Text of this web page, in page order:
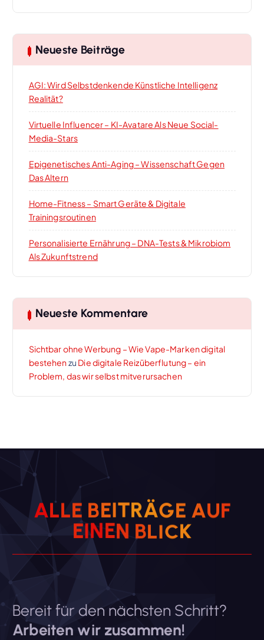
Neueste Beiträge
AGI: Wird Selbstdenkende Künstliche Intelligenz
Realität?
Virtuelle Influencer – KI-Avatare Als Neue Social-
Media-Stars
Epigenetisches Anti-Aging – Wissenschaft Gegen
Das Altern
Home-Fitness – Smart Geräte & Digitale
Trainingsroutinen
Personalisierte Ernährung – DNA-Tests & Mikrobiom
Als Zukunftstrend
Neueste Kommentare
Sichtbar ohne Werbung – Wie Vape-Marken digital
bestehenzu Die digitale Reizüberflutung – ein
Problem, das wir selbst mitverursachen
ALLE BEITRÄGE AUF
EINEN BLICK
Bereit für den nächsten Schritt?
Arbeiten wir zusammen!